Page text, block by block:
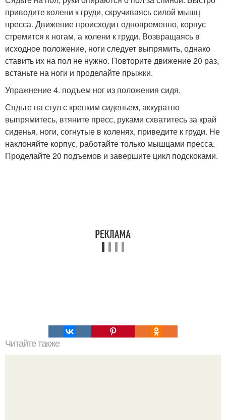
приводите колени к груди, скручиваясь силой мышц
пресса. Движение происходит одновременно, корпус
стремится к ногам, а колени к груди. Возвращаясь в
исходное положение, ноги следует выпрямить, однако
ставить их на пол не нужно. Повторите движение 20 раз,
встаньте на ноги и проделайте прыжки.
Упражнение 4. подъем ног из положения сидя.
Сядьте на стул с крепким сиденьем, аккуратно
выпрямитесь, втяните пресс, руками схватитесь за край
сиденья, ноги, согнутые в коленях, приведите к груди. Не
наклоняйте корпус, работайте только мышцами пресса.
Проделайте 20 подъемов и завершите цикл подскоками.
Читайте также